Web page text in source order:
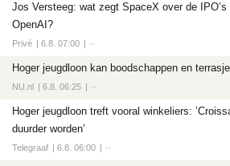
Jos Versteeg: wat zegt SpaceX over de
OpenAI?
Privé 6.8. 07:00 ··
Hoger jeugdloon kan boodschappen en
NU.nl 6.8. 06:25 ··
Hoger jeugdloon treft vooral winkeliers:
duurder worden’
Telegraaf 6.8. 06:00 ··